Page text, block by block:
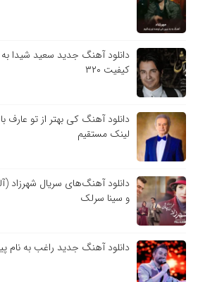
دانلود آهنگ جدید سعید شیدا
کیفیت ۳۲۰
دانلود آهنگ کی بهتر از تو عارف
لینک مستقیم
دانلود آهنگ‌های سریال
و سینا سرلک
دانلود آهنگ جدید راغب به نام